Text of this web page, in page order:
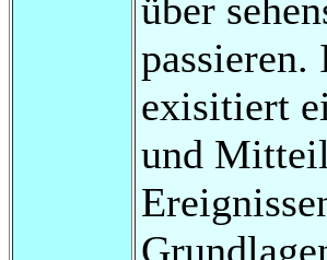
über
passieren.
exisitiert
und